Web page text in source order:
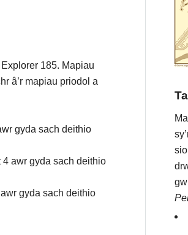
185. Mapiau
â’r mapiau priodol a
gyda sach deithio
4 awr gyda sach deithio
gyda sach deithio